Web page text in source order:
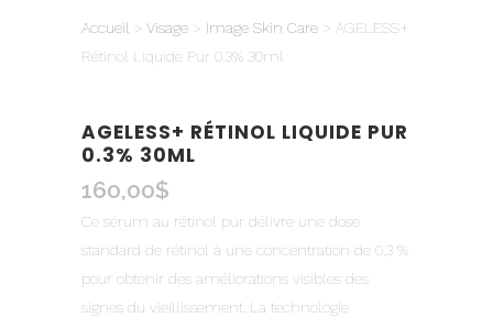
Accueil > Visage > Image Skin Care > AGELESS+
Rétinol Liquide Pur 0.3% 30ml
AGELESS+ RÉTINOL LIQUIDE PUR
0.3% 30ML
160,00$
Ce sérum au rétinol pur délivre une dose
standard de rétinol à une concentration de 0,3 %
pour obtenir des améliorations visibles des
signes du vieillissement. La technologie